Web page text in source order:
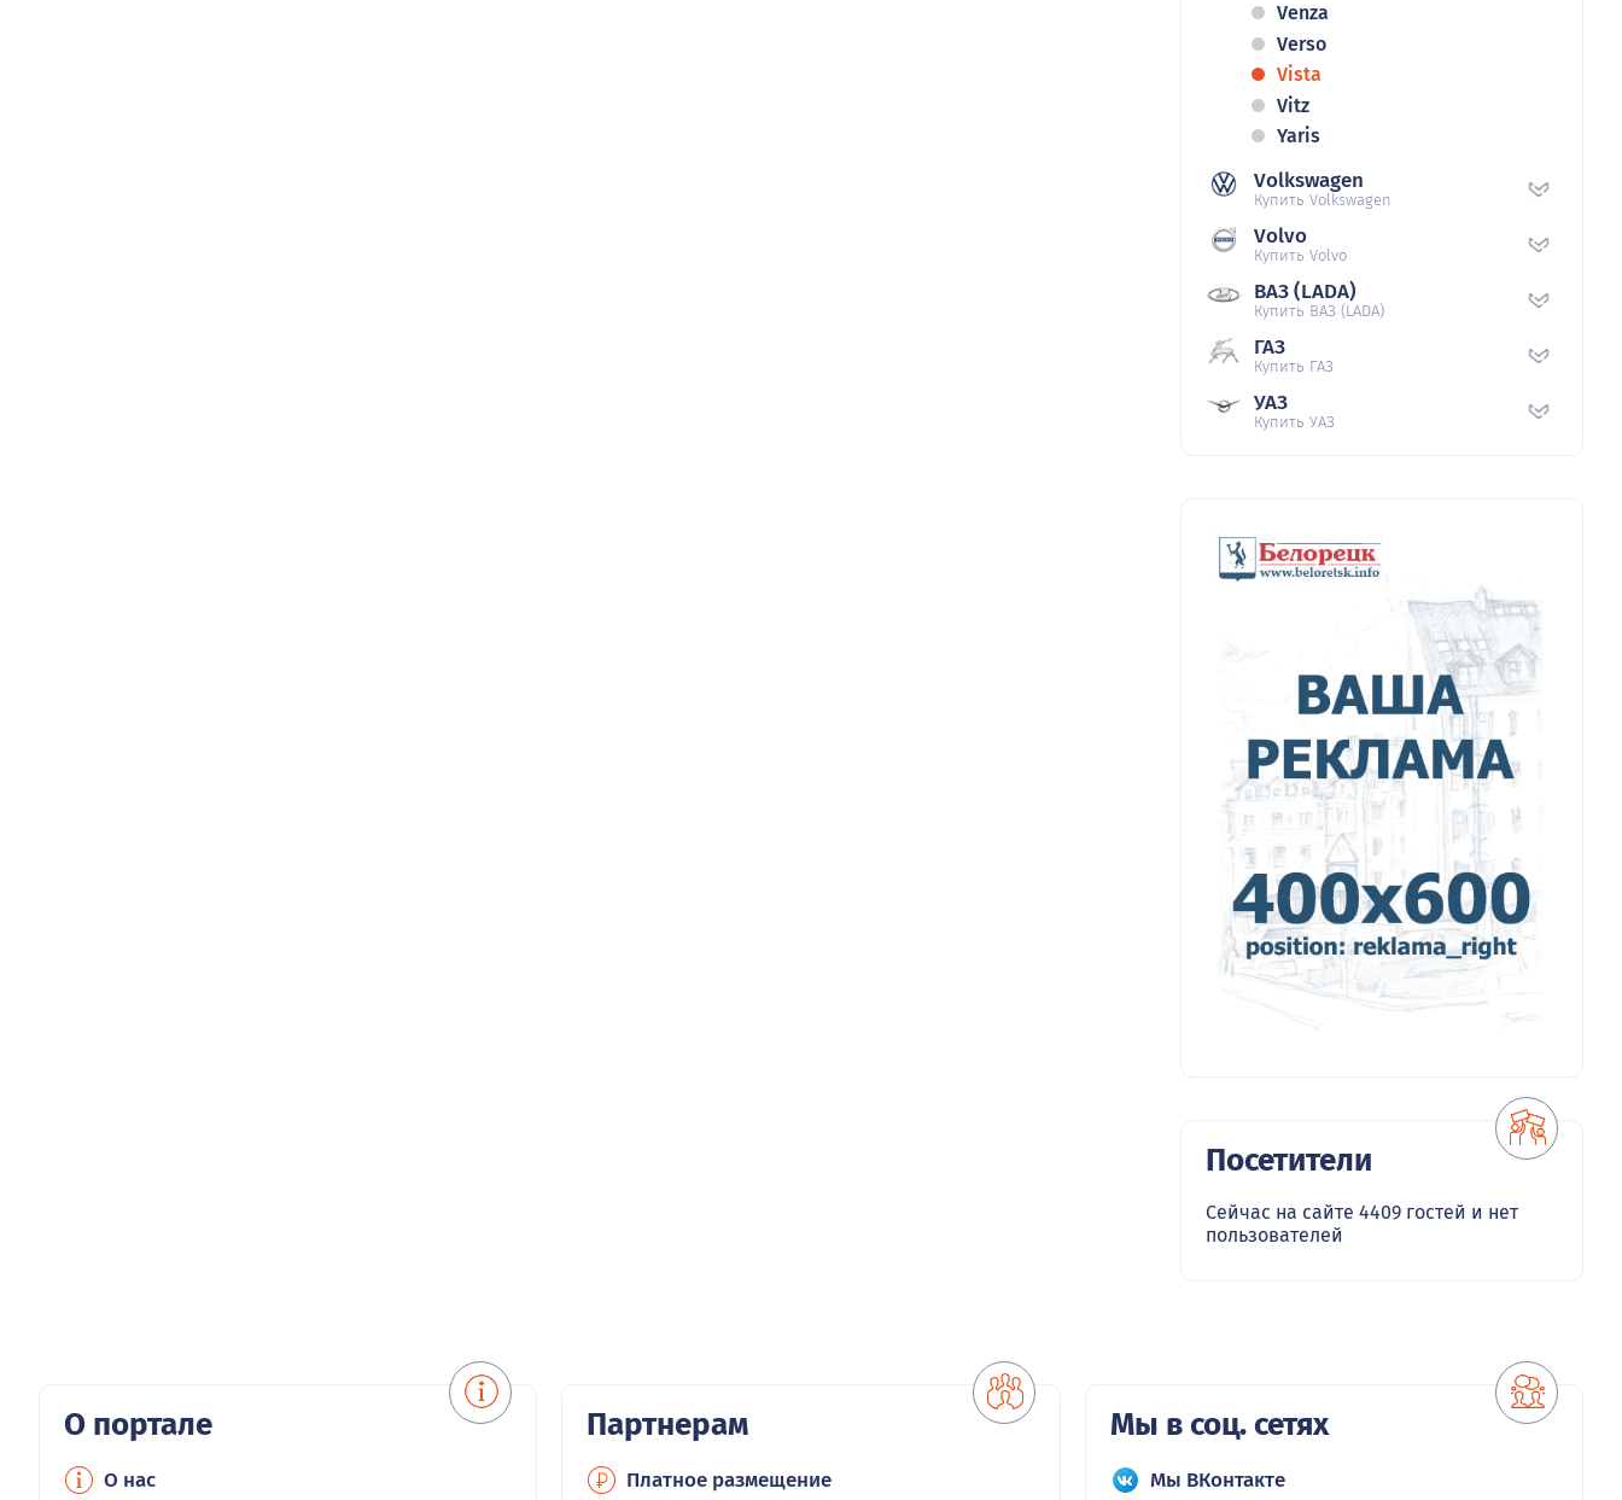
Venza
Verso
Vista
Vitz
Yaris
Volkswagen
Купить Volkswagen
Volvo
Купить Volvo
ВАЗ (LADA)
Купить ВАЗ (LADA)
ГАЗ
Купить ГАЗ
УАЗ
Купить УАЗ
Посетители
Сейчас на сайте 4409 гостей и нет
пользователей
О портале
О нас
Партнерам
Платное размещение
Мы в соц. сетях
Мы ВКонтакте